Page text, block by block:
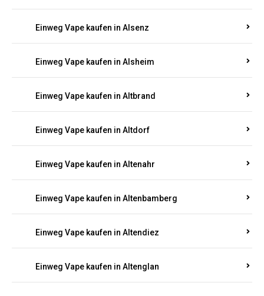
Einweg Vape kaufen in Alsenz
Einweg Vape kaufen in Alsheim
Einweg Vape kaufen in Altbrand
Einweg Vape kaufen in Altdorf
Einweg Vape kaufen in Altenahr
Einweg Vape kaufen in Altenbamberg
Einweg Vape kaufen in Altendiez
Einweg Vape kaufen in Altenglan